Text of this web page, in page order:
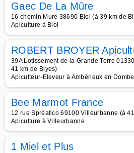
Gaec De La Mûre
16 chemin Mure 38690 Biol (à 39 km de
Apiculture à Biol
ROBERT BROYER
39A Lotissement de la Grande Terre
41 km de Blyes)
Apiculteur-Eleveur à Ambérieux en
Bee Marmot France
12 rue Spréafico 69100 Villeurbanne (à
Apiculture à Villeurbanne
1 Miel et Plus